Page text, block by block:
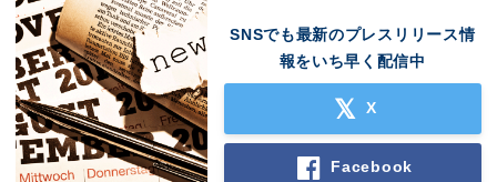
SNSでも最新のプレスリリース情
報をいち早く配信中
X
Facebook